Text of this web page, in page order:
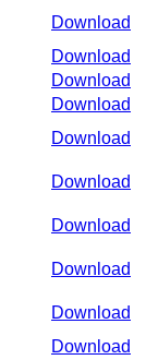
Download
Download
Download
Download
Download
Download
Download
Download
Download
Download